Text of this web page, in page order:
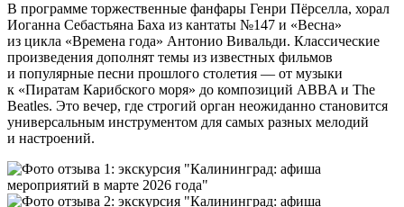
В программе торжественные фанфары Генри Пёрселла, хорал
Иоганна Себастьяна Баха из кантаты №147 и «Весна»
из цикла «Времена года» Антонио Вивальди. Классические
произведения дополнят темы из известных фильмов
и популярные песни прошлого столетия — от музыки
к «Пиратам Карибского моря» до композиций ABBA и The
Beatles. Это вечер, где строгий орган неожиданно становится
универсальным инструментом для самых разных мелодий
и настроений.